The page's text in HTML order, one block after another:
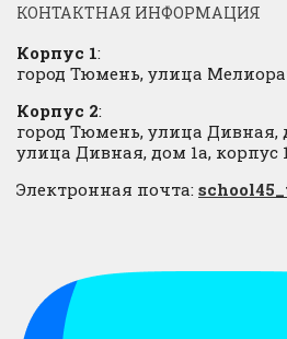
КОНТАКТНАЯ ИНФОРМАЦИЯ
Корпус 1:
город Тюмень, улица
Корпус 2:
город Тюмень, улица Дивная,
улица Дивная, дом 1а, корпус
Электронная почта: